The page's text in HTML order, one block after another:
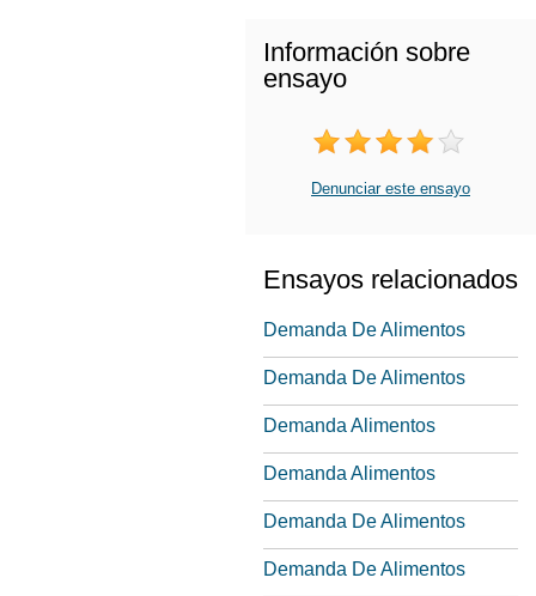
Información sobre
ensayo
Denunciar este ensayo
Ensayos relacionados
Demanda De Alimentos
Demanda De Alimentos
Demanda Alimentos
Demanda Alimentos
Demanda De Alimentos
Demanda De Alimentos